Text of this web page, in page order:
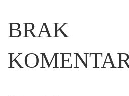
BRAK